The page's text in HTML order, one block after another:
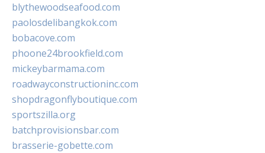
blythewoodseafood.com
paolosdelibangkok.com
bobacove.com
phoone24brookfield.com
mickeybarmama.com
roadwayconstructioninc.com
shopdragonflyboutique.com
sportszilla.org
batchprovisionsbar.com
brasserie-gobette.com